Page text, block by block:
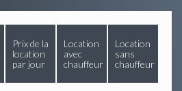
Prix de la
location
par jour
Location
avec
chauffeur
Location
sans
chauffeur